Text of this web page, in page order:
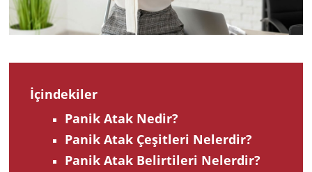
İçindekiler
Panik Atak Nedir?
Panik Atak Çeşitleri Nelerdir?
Panik Atak Belirtileri Nelerdir?